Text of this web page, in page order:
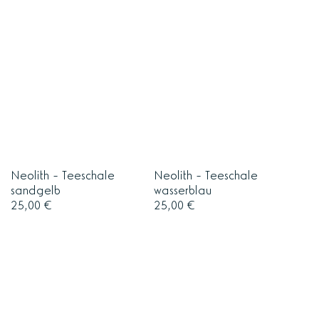
Neolith - Teeschale
sandgelb
25,00 €
Neolith - Teeschale
wasserblau
25,00 €